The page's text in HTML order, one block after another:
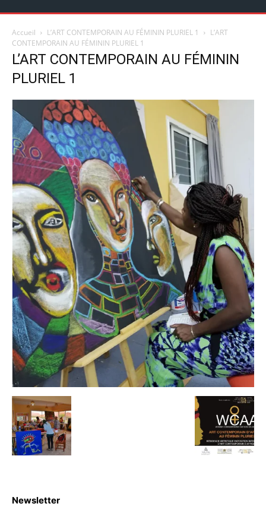
Accueil L’ART CONTEMPORAIN AU FÉMININ PLURIEL 1
L’ART
CONTEMPORAIN AU FÉMININ PLURIEL 1
L’ART CONTEMPORAIN AU FÉMININ
PLURIEL 1
Newsletter